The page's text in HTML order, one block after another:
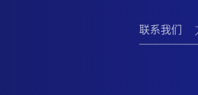
联系我们